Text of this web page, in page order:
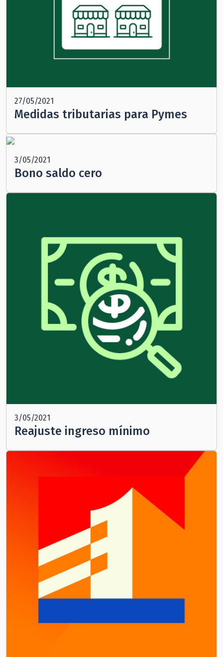
27/05/2021
Medidas tributarias para Pymes
3/05/2021
Bono saldo cero
3/05/2021
Reajuste ingreso mínimo